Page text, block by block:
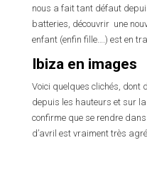
nous a fait tant défaut
batteries, découvrir une
enfant (enfin fille….) est en
Ibiza en images
Voici quelques clichés, dont
depuis les hauteurs et sur
confirme que se rendre dans
d’avril est vraiment très